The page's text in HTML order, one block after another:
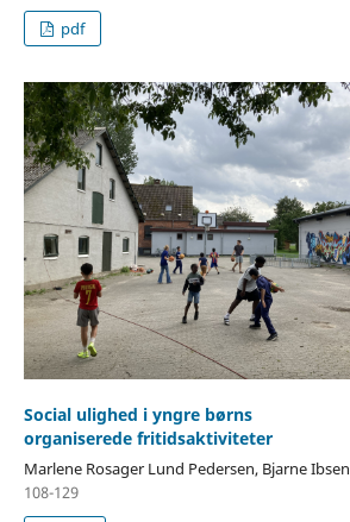
pdf
Social ulighed i yngre børns
organiserede fritidsaktiviteter
Marlene Rosager Lund Pedersen, Bjarne Ibsen
108-129